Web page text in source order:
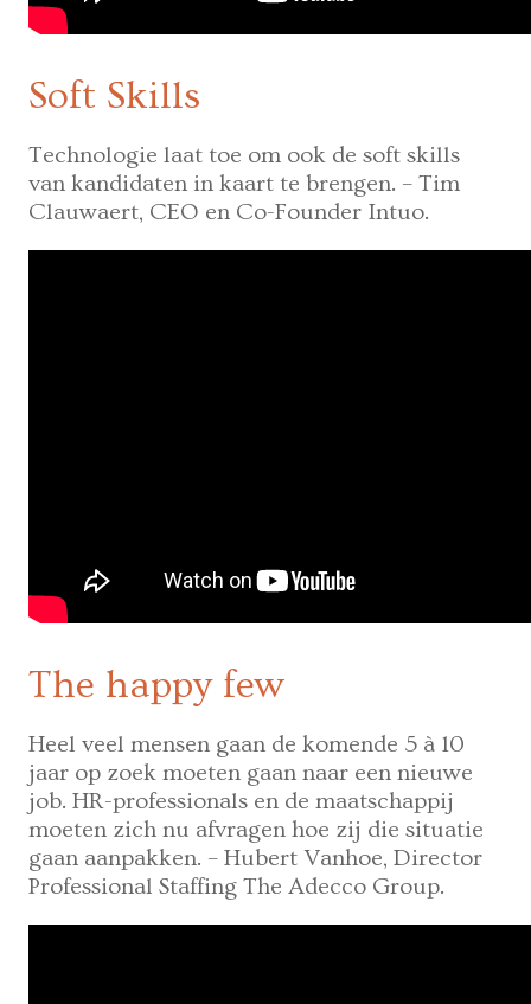
Soft Skills
Technologie laat toe om ook de soft skills
van kandidaten in kaart te brengen. – Tim
Clauwaert, CEO en Co-Founder Intuo.
The happy few
Heel veel mensen gaan de komende 5 à 10
jaar op zoek moeten gaan naar een nieuwe
job. HR-professionals en de maatschappij
moeten zich nu afvragen hoe zij die situatie
gaan aanpakken. – Hubert Vanhoe, Director
Professional Staffing The Adecco Group.